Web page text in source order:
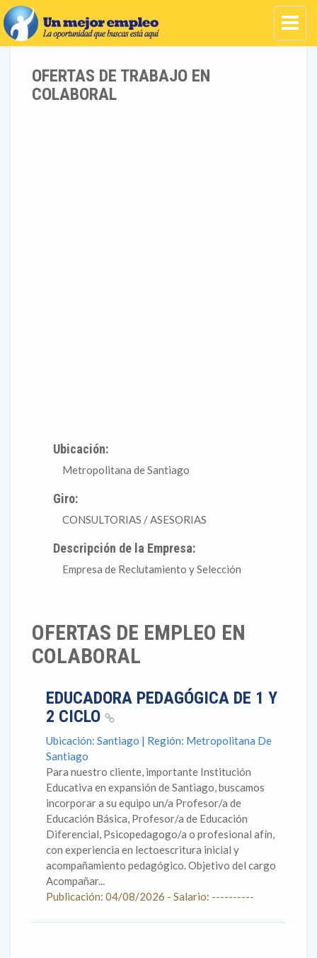
OFERTAS DE TRABAJO EN
COLABORAL
Ubicación:
Metropolitana de Santiago
Giro:
CONSULTORIAS / ASESORIAS
Descripción de la Empresa:
Empresa de Reclutamiento y Selección
OFERTAS DE EMPLEO EN
COLABORAL
EDUCADORA PEDAGÓGICA DE 1 Y
2 CICLO
Ubicación: Santiago | Región: Metropolitana De
Santiago
Para nuestro cliente, importante Institución
Educativa en expansión de Santiago, buscamos
incorporar a su equipo un/a Profesor/a de
Educación Básica, Profesor/a de Educación
Diferencial, Psicopedagogo/a o profesional afín,
con experiencia en lectoescritura inicial y
acompañamiento pedagógico. Objetivo del cargo
Acompañar...
Publicación: 04/08/2026 - Salario: ----------